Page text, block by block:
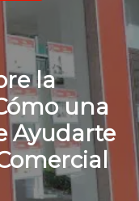
la
una
Ayudarte